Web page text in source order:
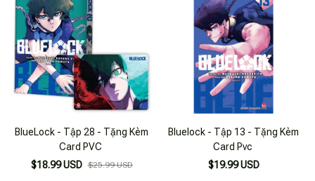
BlueLock - Tập 28 - Tặng Kèm
Card PVC
$18.99 USD $25.99 USD
Bluelock - Tập 13 - Tặng Kèm
Card Pvc
$19.99 USD